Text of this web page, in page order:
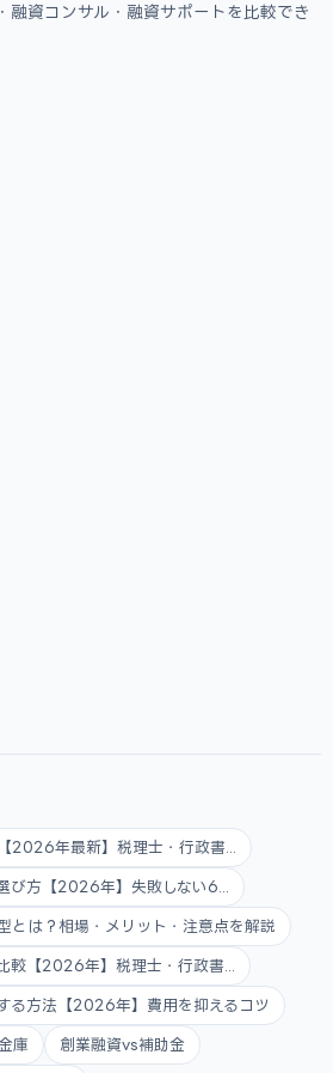
融資コンサル・融資サポートを比較でき
2026年最新】税理士・行政書...
び方【2026年】失敗しない6...
とは？相場・メリット・注意点を解説
較【2026年】税理士・行政書...
る方法【2026年】費用を抑えるコツ
庫 創業融資vs補助金